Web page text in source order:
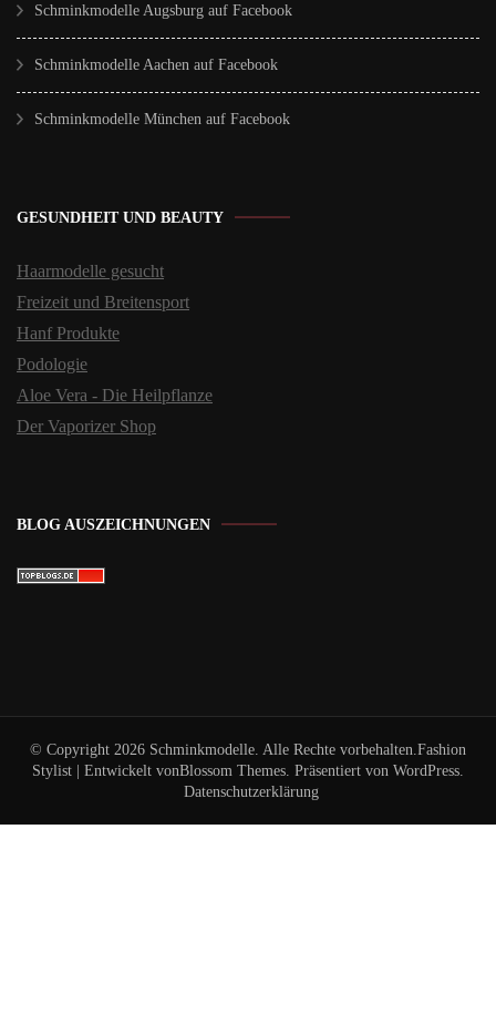
Schminkmodelle Augsburg auf Facebook
Schminkmodelle Aachen auf Facebook
Schminkmodelle München auf Facebook
GESUNDHEIT UND BEAUTY
Haarmodelle gesucht
Freizeit und Breitensport
Hanf Produkte
Podologie
Aloe Vera - Die Heilpflanze
Der Vaporizer Shop
BLOG AUSZEICHNUNGEN
© Copyright 2026 Schminkmodelle . Alle Rechte vorbehalten. Fashion
Stylist | Entwickelt vonBlossom Themes . Präsentiert von WordPress
Datenschutzerklärung